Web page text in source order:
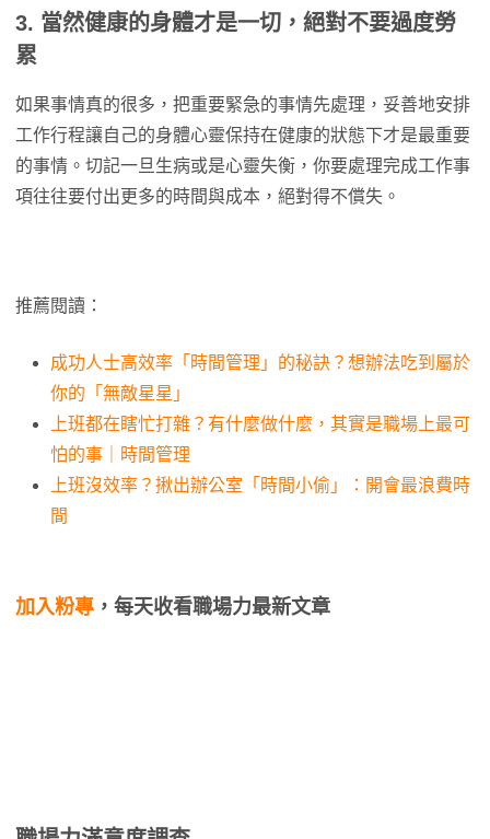
3. 當然健康的身體才是一切，絕對不要過度勞
累
如果事情真的很多，把重要緊急的事情先處理，妥善地安排
工作行程讓自己的身體心靈保持在健康的狀態下才是最重要
的事情。切記一旦生病或是心靈失衡，你要處理完成工作事
項往往要付出更多的時間與成本，絕對得不償失。
推薦閱讀：
成功人士高效率「時間管理」的秘訣？想辦法吃到屬於
你的「無敵星星」
上班都在瞎忙打雜？有什麼做什麼，其實是職場上最可
怕的事｜時間管理
上班沒效率？揪出辦公室「時間小偷」：開會最浪費時
間
加入粉專 ，每天收看職場力最新文章